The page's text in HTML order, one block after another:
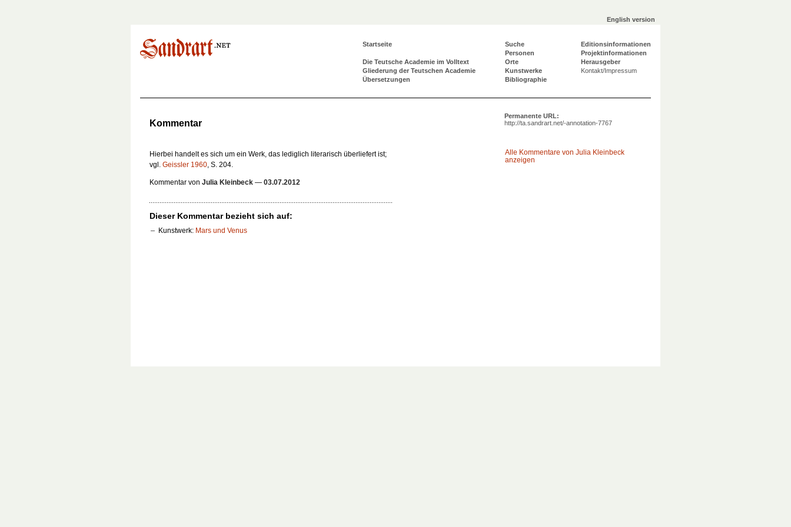
English version
Startseite
Die Teutsche Academie im Volltext
Gliederung der Teutschen Academie
Übersetzungen
Suche
Personen
Orte
Kunstwerke
Bibliographie
Editionsinformationen
Projektinformationen
Herausgeber
Kontakt/Impressum
Permanente URL:
http://ta.sandrart.net/-annotation-7767
Kommentar
Alle Kommentare von Julia Kleinbeck
anzeigen
Hierbei handelt es sich um ein Werk, das lediglich literarisch überliefert ist;
vgl. Geissler 1960, S. 204.
Kommentar von Julia Kleinbeck — 03.07.2012
Dieser Kommentar bezieht sich auf:
Kunstwerk: Mars und Venus